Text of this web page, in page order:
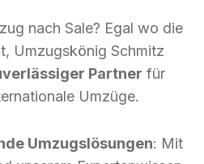
nach Sale? Egal wo die
Umzugskönig Schmitz
Partner für
Umzüge.
Umzugslösungen: Mit